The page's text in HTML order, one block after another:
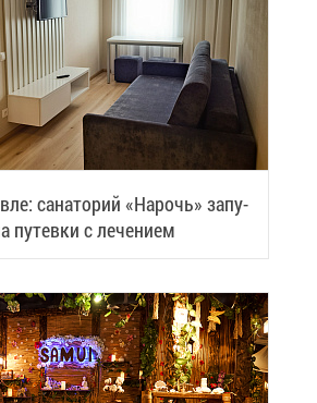
са­на­то­рий «На­рочь» за­пу­
пу­тев­ки с ле­че­ни­ем